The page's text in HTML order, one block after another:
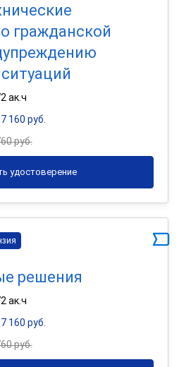
гражданской
ак.ч
160 руб.
руб.
удостоверение
решения
ак.ч
160 руб.
руб.